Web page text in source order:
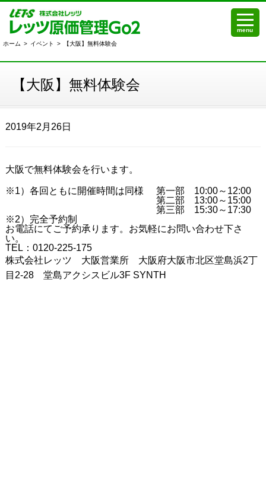
menu
ホーム > イベント > 【大阪】無料体験会
【大阪】無料体験会
2019年2月26日
大阪で無料体験会を行います。
※1）各回ともに開催時間は同様
第一部 10:00～12:00
第二部 13:00～15:00
第三部 15:30～17:30
※2）完全予約制
お電話にてご予約承ります。お気軽にお問い合わせ下さ
い。
TEL：0120-225-175
株式会社レッツ 大阪営業所 大阪府大阪市北区堂島浜2丁
目2-28 堂島アクシスビル3F SYNTH